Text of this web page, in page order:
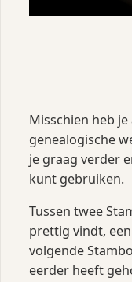
Misschien heb
genealogische
je graag verder
kunt gebruiken.
Tussen twee
prettig vindt,
volgende
eerder heeft